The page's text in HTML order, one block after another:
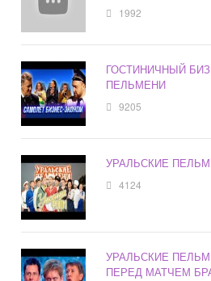
1992
ГОСТИНИЧНЫЙ
ПЕЛЬМЕНИ
9205
УРАЛЬСКИЕ
4124
УРАЛЬСКИЕ
ПЕРЕД МАТЧЕМ